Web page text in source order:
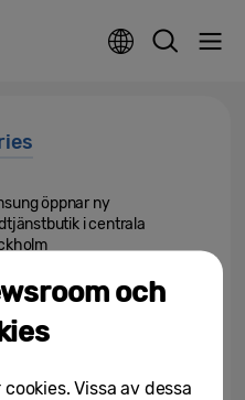
öppnar ny
i centrala
2025
Samsung Galaxy
och
Vissa av dessa